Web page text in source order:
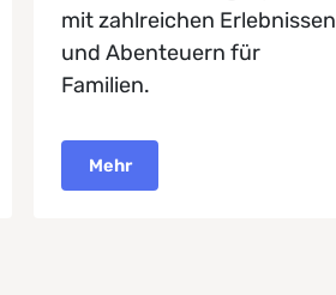
mit zahlreichen Erlebnissen
und Abenteuern für
Familien.
Mehr